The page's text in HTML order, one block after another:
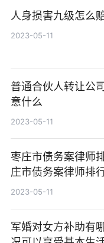
人身损害九级怎么
2023-05-11
普通合伙人转让公
意什么
2023-05-11
枣庄市债务案律师
庄市债务案律师排
2023-05-11
军婚对女方补助有